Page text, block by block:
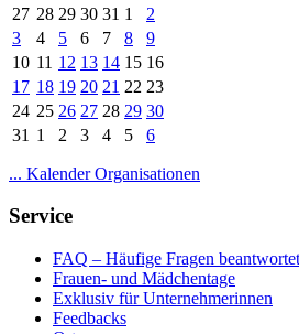
27 28 29 30 31 1
2
3
4 5 6 7 8
9
10 11 12 13 14 15 16
17 18 19 20 21 22 23
24 25 26 27 28 29 30
31 1 2 3 4 5 6
... Kalender Organisationen
Service
FAQ – Häufige Fragen beantwortet
Frauen- und Mädchentage
Exklusiv für Unternehmerinnen
Feedbacks